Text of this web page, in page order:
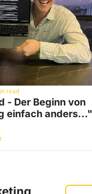
read
- Der Beginn von
einfach anders..."